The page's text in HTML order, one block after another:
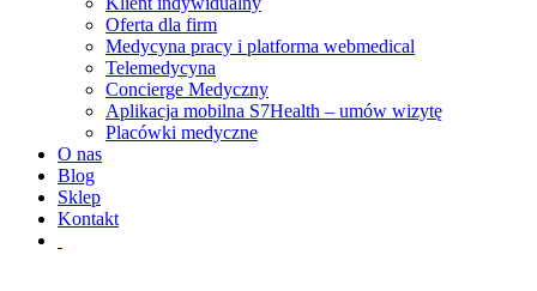
Oferta dla firm
Medycyna pracy i platforma webmedical
Telemedycyna
Concierge Medyczny
Aplikacja mobilna S7Health – umów wizytę
Placówki medyczne
O nas
Blog
Sklep
Kontakt